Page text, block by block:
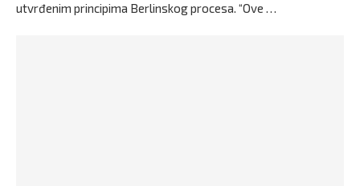
utvrđenim principima Berlinskog procesa. “Ove …